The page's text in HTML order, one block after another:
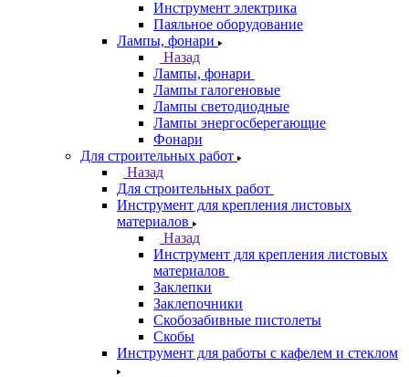
Инструмент электрика
Паяльное оборудование
Лампы, фонари
Назад
Лампы, фонари
Лампы галогеновые
Лампы светодиодные
Лампы энергосберегающие
Фонари
Для строительных работ
Назад
Для строительных работ
Инструмент для крепления листовых
материалов
Назад
Инструмент для крепления листовых
материалов
Заклепки
Заклепочники
Скобозабивные пистолеты
Скобы
Инструмент для работы с кафелем и стеклом